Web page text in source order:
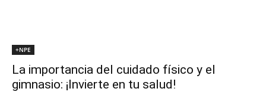
+NPE
La importancia del cuidado físico y el
gimnasio: ¡Invierte en tu salud!